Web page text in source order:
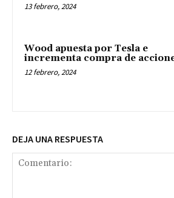
13 febrero, 2024
Wood apuesta por Tesla e
incrementa compra de
12 febrero, 2024
DEJA UNA RESPUESTA